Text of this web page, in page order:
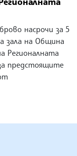
насрочи за 5
зала на Община
Регионалната
предстоящите
АГЕНЦИЯ